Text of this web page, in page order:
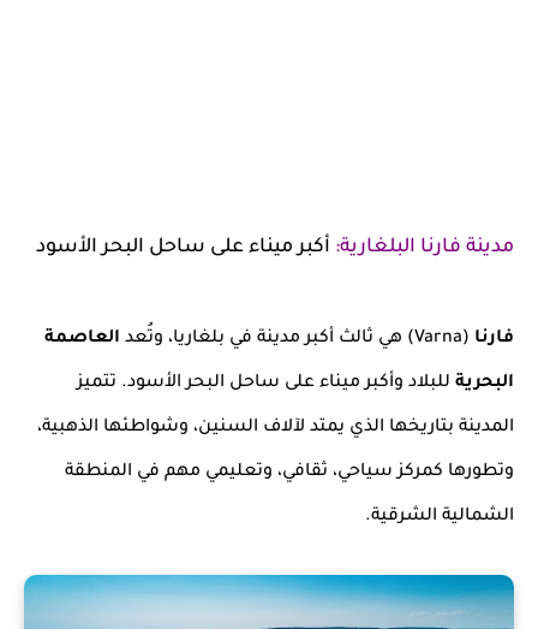
مدينة فارنا البلغارية: أكبر ميناء على ساحل البحر الأسود
فارنا (Varna) هي ثالث أكبر مدينة في بلغاريا، وتُعد العاصمة
البحرية للبلاد وأكبر ميناء على ساحل البحر الأسود. تتميز
المدينة بتاريخها الذي يمتد لآلاف السنين، وشواطئها الذهبية،
وتطورها كمركز سياحي، ثقافي، وتعليمي مهم في المنطقة
الشمالية الشرقية.